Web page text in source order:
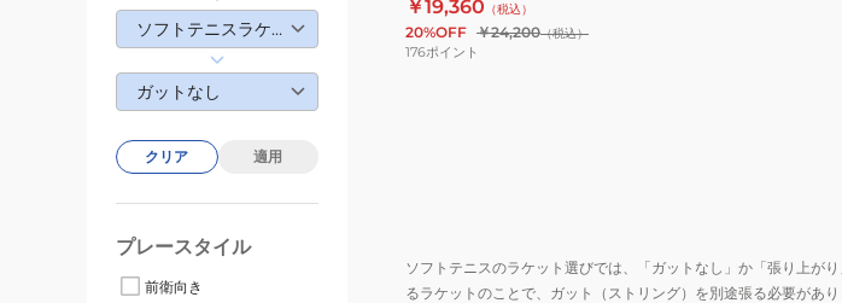
￥19,360 （税込）
20%OFF ￥24,200（税込）
176ポイント
ソフトテニスのラケット選びでは、「ガットなし」か「張り上が
るラケットのことで、ガット（ストリング）を別途張る必要があ
ソフトテニスラケット
ガットなし
クリア 適用
プレースタイル
前衛向き